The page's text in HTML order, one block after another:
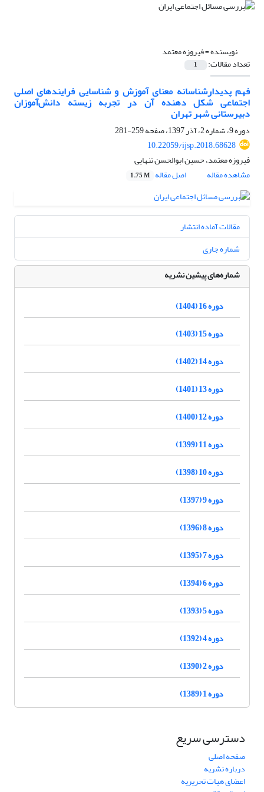
نویسنده =فیروزه معتمد
تعداد مقالات: 1
فهم پدیدارشناسانه معنای آموزش و شناسایی فرایندهای اصلی
اجتماعی شکل دهنده آن در تجربه زیسته دانش‌آموزان
دبیرستانی شهر تهران
دوره 9، شماره 2، آذر 1397، صفحه
259-281
10.22059/ijsp.2018.68628
فیروزه معتمد، حسین ابوالحسن تنهایی
مشاهده مقاله
اصل مقاله 1.75 M
مقالات آماده انتشار
شماره جاری
شماره‌های پیشین نشریه
دوره 16 (1404)
دوره 15 (1403)
دوره 14 (1402)
دوره 13 (1401)
دوره 12 (1400)
دوره 11 (1399)
دوره 10 (1398)
دوره 9 (1397)
دوره 8 (1396)
دوره 7 (1395)
دوره 6 (1394)
دوره 5 (1393)
دوره 4 (1392)
دوره 2 (1390)
دوره 1 (1389)
دسترسی سریع
صفحه اصلی
درباره نشریه
اعضای هیات تحریریه